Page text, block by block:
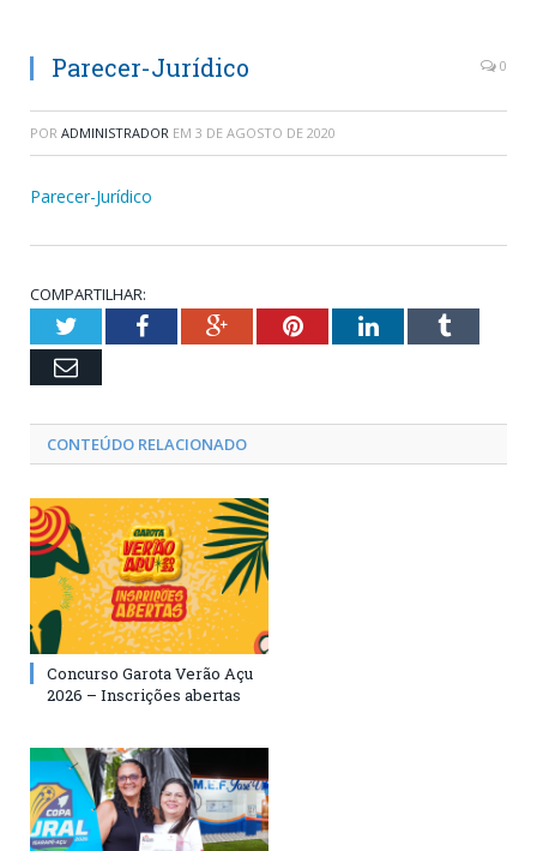
Parecer-Jurídico 0
POR ADMINISTRADOR EM 3 DE AGOSTO DE 2020
Parecer-Jurídico
COMPARTILHAR:
TwitterFacebookGoogle+PinterestLinkedInTumblr
Email
CONTEÚDO RELACIONADO
Concurso Garota Verão Açu
2026 – Inscrições abertas